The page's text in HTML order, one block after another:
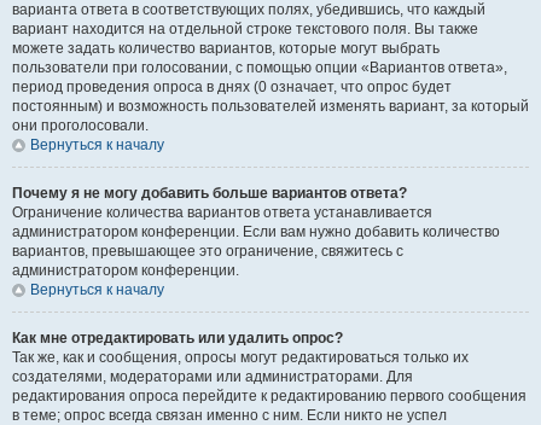
варианта ответа в соответствующих полях, убедившись, что каждый
вариант находится на отдельной строке текстового поля. Вы также
можете задать количество вариантов, которые могут выбрать
пользователи при голосовании, с помощью опции «Вариантов ответа»,
период проведения опроса в днях (0 означает, что опрос будет
постоянным) и возможность пользователей изменять вариант, за который
они проголосовали.
Вернуться к началу
Почему я не могу добавить больше вариантов ответа?
Ограничение количества вариантов ответа устанавливается
администратором конференции. Если вам нужно добавить количество
вариантов, превышающее это ограничение, свяжитесь с
администратором конференции.
Вернуться к началу
Как мне отредактировать или удалить опрос?
Так же, как и сообщения, опросы могут редактироваться только их
создателями, модераторами или администраторами. Для
редактирования опроса перейдите к редактированию первого сообщения
в теме; опрос всегда связан именно с ним. Если никто не успел